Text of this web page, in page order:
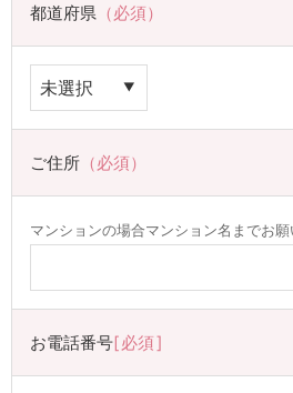
都道府県 （必須）
ご住所 （必須）
マンションの場合マンション名までお願
お電話番号 必須